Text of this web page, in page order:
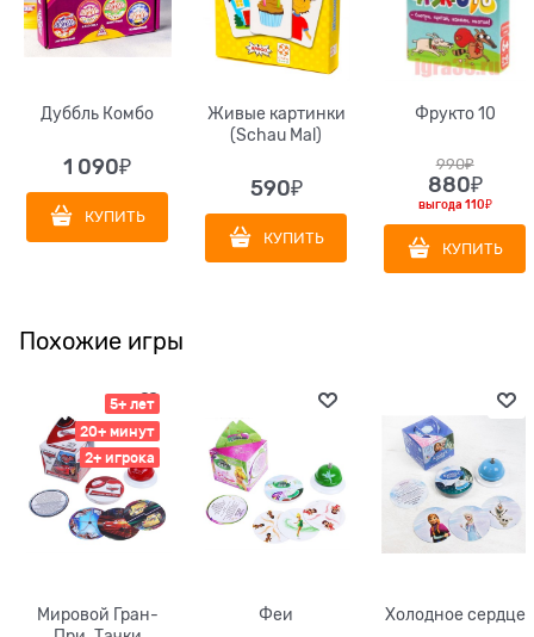
Дуббль Комбо
1 090₽
КУПИТЬ
Живые картинки
(Schau Mal)
590₽
КУПИТЬ
Фрукто 10
990₽
880₽
выгода 110₽
КУПИТЬ
Похожие игры
5+ лет
20+ минут
2+ игрока
Мировой Гран-
Феи Холодное сердце